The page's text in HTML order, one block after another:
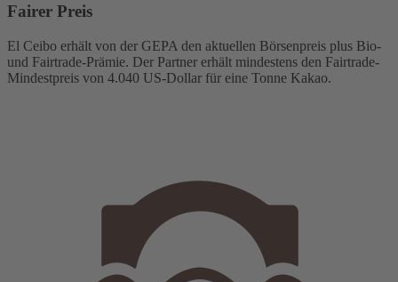
Fairer Preis
El Ceibo erhält von der GEPA den aktuellen Börsenpreis plus Bio-
und Fairtrade-Prämie. Der Partner erhält mindestens den Fairtrade-
Mindestpreis von 4.040 US-Dollar für eine Tonne Kakao.